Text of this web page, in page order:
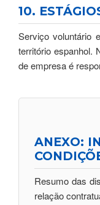
10.
Serviço voluntário
território espanhol.
de empresa é
ANEXO:
Resumo das
relação